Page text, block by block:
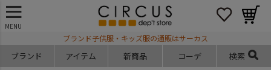
MENU
ブランド子供服・キッズ服の通販はサーカス
ブランド アイテム 新商品 コーデ 検索